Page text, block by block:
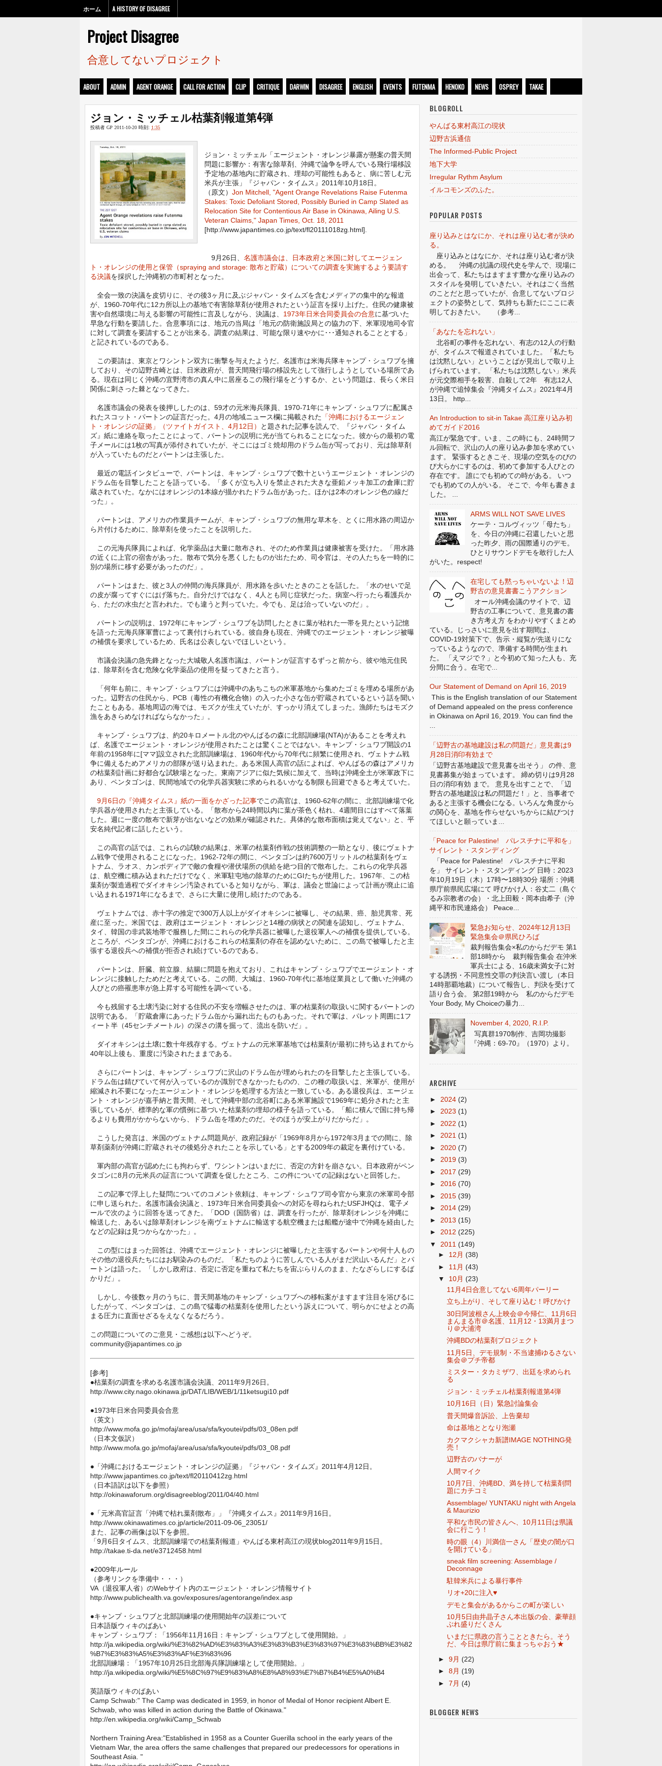
ホーム A HISTORY OF DISAGREE
Project Disagree
合意してないプロジェクト
ABOUT ADMIN AGENT ORANGE CALL FOR ACTION CLIP CRITIQUE DARWIN DISAGREE ENGLISH EVENTS FUTENMA HENOKO NEWS OSPREY TAKAE
ジョン・ミッチェル枯葉剤報道第4弾
投稿者 GP 2011-10-20 時刻: 1:35
ジョン・ミッチェル「エージェント・オレンジ暴露が懸案の普天間
問題に影響か：有害な除草剤、沖縄で論争を呼んでいる飛行場移設
予定地の基地内に貯蔵され、埋却の可能性もあると、病に苦しむ元
米兵が主張」『ジャパン・タイムス』2011年10月18日。
（原文） Jon Mitchell, "Agent Orange Revelations Raise Futenma
Stakes: Toxic Defoliant Stored, Possibly Buried in Camp Slated as
Relocation Site for Contentious Air Base in Okinawa, Ailing U.S.
Veteran Claims," Japan Times, Oct. 18, 2011
[http://www.japantimes.co.jp/text/fl20111018zg.html].
9月26日、 名護市議会は、日本政府と米国に対してエージェン
ト・オレンジの使用と保管（spraying and storage: 散布と貯蔵）についての調査を実施するよう要請す
る決議を採択した沖縄初の市町村となった。
全会一致の決議を皮切りに、その後3ヶ月に及ぶジャパン・タイムズを含むメディアの集中的な報道
が、1960-70年代に12カ所以上の基地で有害除草剤が使用されたという証言を採り上げた。住民の健康被
害や自然環境に与える影響の可能性に言及しながら、決議は、 1973年日米合同委員会の合意に基づいた
早急な行動を要請した。合意事項には、地元の当局は「地元の防衛施設局との協力の下、米軍現地司令官
に対して調査を要請することが出来る。調査の結果は、可能な限り速やかに･･･通知されることとする」
と記されているのである。
この要請は、東京とワシントン双方に衝撃を与えたようだ。名護市は米海兵隊キャンプ・シュワブを擁
しており、その辺野古崎とは、日米政府が、普天間飛行場の移設先として強行しようとしている場所であ
る。現在は同じく沖縄の宜野湾市の真ん中に居座るこの飛行場をどうするか、という問題は、長らく米日
関係に刺さった棘となってきた。
名護市議会の発表を後押ししたのは、59才の元米海兵隊員、1970-71年にキャンプ・シュワブに配属さ
れたスコット・パートンの証言だった。4月の地域ニュース欄に掲載された 「沖縄におけるエージェン
ト・オレンジの証拠」（ツァイトガイスト、4月12日）
と題された記事を読んで、『ジャパン・タイム
ズ』紙に連絡を取ったことによって、パートンの説明に光が当てられることになった。彼からの最初の電
子メールには1枚の写真が添付されていたが、そこにはゴミ焼却用のドラム缶が写っており、元は除草剤
が入っていたものだとパートンは主張した。
最近の電話インタビューで、パートンは、キャンプ・シュワブで数十というエージェント・オレンジの
ドラム缶を目撃したことを語っている。「多くが立ち入りを禁止された大きな亜鉛メッキ加工の倉庫に貯
蔵されていた。なかにはオレンジの1本線が描かれたドラム缶があった。ほかは2本のオレンジ色の線だ
った」。
パートンは、アメリカの作業員チームが、キャンプ・シュワブの無用な草木を、とくに用水路の周辺か
ら片付けるために、除草剤を使ったことを説明した。
この元海兵隊員によれば、化学薬品は大量に散布され、そのため作業員は健康被害を受けた。「用水路
の近くに上官の宿舎があった。散布で気分を悪くしたものが出たため、司令官は、その人たちを一時的に
別の場所に移す必要があったのだ」。
パートンはまた、彼と3人の仲間の海兵隊員が、用水路を歩いたときのことを話した。「水のせいで足
の皮が腐ってすぐにはげ落ちた。自分だけではなく、4人とも同じ症状だった。病室へ行ったら看護兵か
ら、ただの水虫だと言われた。でも違うと判っていた。今でも、足は治っていないのだ」。
パートンの説明は、1972年にキャンプ・シュワブを訪問したときに葉が枯れた一帯を見たという記憶
を語った元海兵隊軍曹によって裏付けられている。彼自身も現在、沖縄でのエージェント・オレンジ被曝
の補償を要求しているため、氏名は公表しないでほしいという。
市議会決議の急先鋒となった大城敬人名護市議は、パートンが証言するずっと前から、彼や地元住民
は、除草剤を含む危険な化学薬品の使用を疑ってきたと言う。
「何年も前に、キャンプ・シュワブには沖縄中のあちこちの米軍基地から集めたゴミを埋める場所があ
った。辺野古の住民から、PCB（毒性の有機化合物）の入った小さな缶が貯蔵されているという話を聞い
たこともある。基地周辺の海では、モズクが生えていたが、すっかり消えてしまった。漁師たちはモズク
漁をあきらめなければならなかった」。
キャンプ・シュワブは、約20キロメートル北のやんばるの森に北部訓練場(NTA)があることを考えれ
ば、名護でエージェント・オレンジが使用されたことは驚くことではない。キャンプ・シュワブ開設の1
年前の1958年に[ママ]設立された北部訓練場は、1960年代から70年代に頻繁に使用され、ヴェトナム戦
争に備えるためアメリカの部隊が送り込まれた。ある米国人高官の話によれば、やんばるの森はアメリカ
の枯葉剤計画に好都合な試験場となった。東南アジアに似た気候に加えて、当時は沖縄全土が米軍政下に
あり、ペンタゴンは、民間地域での化学兵器実験に求められるいかなる制限も回避できると考えていた。
9月6日の『沖縄タイムス』紙の一面をかざった記事でこの高官は、1960-62年の間に、北部訓練場で化
学兵器が使用されたと主張している。「散布から24時間以内に葉が茶色く枯れ、4週間目にはすべて落葉
した。週に一度の散布で新芽が出ないなどの効果が確認された。具体的な散布面積は覚えてない」と、平
安名純代記者に話したという。
この高官の話では、これらの試験の結果は、米軍の枯葉剤作戦の技術調整の一助となり、後にヴェトナ
ム戦争で使用されることになった。1962-72年の間に、ペンタゴンは約7600万リットルの枯葉剤をヴェ
トナム、ラオス、カンボディアで敵の食糧や潜伏場所の供給を絶つ目的で散布した。これらの化学兵器
は、航空機に積み込まれただけでなく、米軍駐屯地の除草のためにGIたちが使用した。1967年、この枯
葉剤が製造過程でダイオキシン汚染されていると知りながら、軍は、議会と世論によって計画が廃止に追
い込まれる1971年になるまで、さらに大量に使用し続けたのである。
ヴェトナムでは、赤十字の推定で300万人以上がダイオキシンに被曝し、その結果、癌、胎児異常、死
産に至った。米国では、政府はエージェント・オレンジと14種の病状との関連を認知し、ヴェトナム、
タイ、韓国の非武装地帯で服務した間にこれらの化学兵器に被曝した退役軍人への補償を提供している。
ところが、ペンタゴンが、沖縄におけるこれらの枯葉剤の存在を認めないために、この島で被曝したと主
張する退役兵への補償が拒否され続けているのである。
パートンは、肝臓、前立腺、結腸に問題を抱えており、これはキャンプ・シュワブでエージェント・オ
レンジに接触したためだと考えている。この間、大城は、1960-70年代に基地従業員として働いた沖縄の
人びとの癌罹患率が急上昇する可能性を調べている。
今も残留する土壌汚染に対する住民の不安を増幅させたのは、軍の枯葉剤の取扱いに関するパートンの
説明である。「貯蔵倉庫にあったドラム缶から漏れ出たものもあった。それで軍は、パレット周囲に1フ
ィート半（45センチメートル）の深さの溝を掘って、流出を防いだ」。
ダイオキシンは土壌に数十年残存する。ヴェトナムの元米軍基地では枯葉剤が最初に持ち込まれてから
40年以上後も、重度に汚染されたままである。
さらにパートンは、キャンプ・シュワブに沢山のドラム缶が埋められたのを目撃したと主張している。
ドラム缶は錆びていて何が入っているのか識別できなかったものの、この種の取扱いは、米軍が、使用が
縮減され不要になったエージェント・オレンジを処理する方法と一致している。ある退役兵は、エージェ
ント・オレンジが嘉手納と普天間、そして沖縄中部の北谷町にある米軍施設で1969年に処分されたと主
張しているが、標準的な軍の慣例に基づいた枯葉剤の埋却の様子を語っている。「船に積んで国に持ち帰
るよりも費用がかからないから、ドラム缶を埋めたのだ。そのほうが安上がりだからだ」。
こうした発言は、米国のヴェトナム問題局が、政府記録が「1969年8月から1972年3月までの間に、除
草剤薬剤が沖縄に貯蔵されその後処分されたことを示している」とする2009年の裁定を裏付けている。
軍内部の高官が認めたにも拘わらず、ワシントンはいまだに、否定の方針を崩さない。日本政府がペン
タゴンに8月の元米兵の証言について調査を促したところ、この件についての記録はないと回答した。
この記事で浮上した疑問についてのコメント依頼は、キャンプ・シュワブ司令官から東京の米軍司令部
に申し送られた。名護市議会決議と、1973年日米合同委員会への対応を尋ねられたUSFJHQは、電子メ
ールで次のように回答を送ってきた。「DOD（国防省）は、調査を行ったが、除草剤オレンジを沖縄に
輸送した、あるいは除草剤オレンジを南ヴェトナムに輸送する航空機または船艦が途中で沖縄を経由した
などの記録は見つからなかった」。
この型にはまった回答は、沖縄でエージェント・オレンジに被曝したと主張するパートンや何十人もの
その他の退役兵たちにはお馴染みのものだ。「私たちのように苦しんでいる人がまだ沢山いるんだ」とパ
ートンは語った。「しかし政府は、否定に否定を重ねて私たちを宙ぶらりんのまま、たなざらしにするば
かりだ」。
しかし、今後数ヶ月のうちに、普天間基地のキャンプ・シュワブへの移転案がますます注目を浴びるに
したがって、ペンタゴンは、この島で猛毒の枯葉剤を使用したという訴えについて、明らかにせよとの高
まる圧力に直面せざるをえなくなるだろう。
この問題についてのご意見・ご感想は以下へどうぞ。
community@japantimes.co.jp
[参考]
●枯葉剤の調査を求める名護市議会決議、2011年9月26日。
http://www.city.nago.okinawa.jp/DAT/LIB/WEB/1/11ketsugi10.pdf
●1973年日米合同委員会合意
（英文）
http://www.mofa.go.jp/mofaj/area/usa/sfa/kyoutei/pdfs/03_08en.pdf
（日本文仮訳）
http://www.mofa.go.jp/mofaj/area/usa/sfa/kyoutei/pdfs/03_08.pdf
●「沖縄におけるエージェント・オレンジの証拠」『ジャパン・タイムズ』2011年4月12日。
http://www.japantimes.co.jp/text/fl20110412zg.html
（日本語訳は以下を参照）
http://okinawaforum.org/disagreeblog/2011/04/40.html
●「元米高官証言「沖縄で枯れ葉剤散布」」『沖縄タイムス』2011年9月16日。
http://www.okinawatimes.co.jp/article/2011-09-06_23051/
また、記事の画像は以下を参照。
「9月6日タイムス、北部訓練場での枯葉剤報道」やんばる東村高江の現状blog2011年9月15日。
http://takae.ti-da.net/e3712458.html
●2009年ルール
（参考リンクを準備中・・・）
VA（退役軍人省）のWebサイト内のエージェント・オレンジ情報サイト
http://www.publichealth.va.gov/exposures/agentorange/index.asp
●キャンプ・シュワブと北部訓練場の使用開始年の誤差について
日本語版ウィキのばあい
キャンプ・シュワブ：「1956年11月16日：キャンプ・シュワブとして使用開始。」
http://ja.wikipedia.org/wiki/%E3%82%AD%E3%83%A3%E3%83%B3%E3%83%97%E3%83%BB%E3%82
%B7%E3%83%A5%E3%83%AF%E3%83%96
北部訓練場：「1957年10月25日北部海兵隊訓練場として使用開始。」
http://ja.wikipedia.org/wiki/%E5%8C%97%E9%83%A8%E8%A8%93%E7%B7%B4%E5%A0%B4
英語版ウィキのばあい
Camp Schwab:" The Camp was dedicated in 1959, in honor of Medal of Honor recipient Albert E.
Schwab, who was killed in action during the Battle of Okinawa."
http://en.wikipedia.org/wiki/Camp_Schwab
Northern Training Area:"Established in 1958 as a Counter Guerilla school in the early years of the
Vietnam War, the area offers the same challenges that prepared our predecessors for operations in
Southeast Asia. "
BLOGROLL
やんばる東村高江の現状
辺野古浜通信
The Informed-Public Project
地下大学
Irregular Rythm Asylum
イルコモンズのふた。
POPULAR POSTS
座り込みとはなにか、それは座り込む者が決め
る。
座り込みとはなにか、それは座り込む者が決
める。 沖縄の抗議の現代史を学んで、現場に
出会って、私たちはますます豊かな座り込みの
スタイルを発明していきたい。それはごく当然
のことだと思っていたが、合意してないプロジ
ェクトの姿勢として、気持ちも新たにここに表
明しておきたい。 （参考...
「あなたを忘れない」
北谷町の事件を忘れない、有志の12人の行動
が、タイムスで報道されていました。「私たち
は沈黙しない」ということばが見出しで取り上
げられています。 「私たちは沈黙しない」米兵
が元交際相手を殺害、自殺して2年 有志12人
が沖縄で追悼集会『沖縄タイムス』2021年4月
13日。 http...
An Introduction to sit-in Takae 高江座り込み初
めてガイド2016
高江が緊急です。いま、この時にも、24時間フ
ル回転で、沢山の人の座り込み参加を求めてい
ます。 緊張するときこそ、現場の空気をのびの
び大らかにするのは、初めて参加する人びとの
存在です。 誰にでも初めての時がある。 いつ
でも初めての人がいる。 そこで、今年も書きま
した。 ...
ARMS WILL NOT SAVE LIVES
ケーテ・コルヴィッツ「母たち」
を、今日の沖縄に召還したいと思
った昨夕、雨の国際通りのデモ。
ひとりサウンドデモを敢行した人
がいた。respect!
在宅しても黙っちゃいないよ！辺
野古の意見書書こうアクション
オール沖縄会議のサイトで、辺
野古の工事について、意見書の書
き方考え方 をわかりやすくまとめ
ている。じっさいに意見を出す期間は、
COVID-19対策下で、告示・縦覧が先送りにな
っているようなので、準備する時間が生まれ
た。 「えマジで？」と今初めて知った人も、充
分間に合う。在宅で...
Our Statement of Demand on April 16, 2019
This is the English translation of our Statement
of Demand appealed on the press conference
in Okinawa on April 16, 2019. You can find the
「辺野古の基地建設は私の問題だ」意見書は9
月28日消印有効まで
「辺野古基地建設で意見書を出そう」 の件、意
見書募集が始まっています。 締め切りは9月28
日の消印有効 まで。 意見を出すことで、「辺
野古の基地建設は私の問題だ！」と、当事者で
あると主張する機会になる。いろんな角度から
の関心を、基地を作らせないちからに結びつけ
てほしいと願っていま...
「Peace for Palestine! パレスチナに平和を」
サイレント・スタンディング
「Peace for Palestine! パレスチナに平和
を」 サイレント・スタンディング 日時：2023
年10月19日（木）17時〜18時30分 場所：沖縄
県庁前県民広場にて 呼びかけ人：谷丈二（島ぐ
るみ宗教者の会）・北上田毅・岡本由希子（沖
縄平和市民連絡会） Peace...
緊急お知らせ、2024年12月13日
緊急集会＠県民ひろば
裁判報告集会×私のからだデモ 第1
部18時から 裁判報告集会 在沖米
軍兵士による、16歳未満女子に対
する誘拐・不同意性交罪の判決言い渡し（本日
14時那覇地裁）について報告し、判決を受けて
語り合う会。 第2部19時から 私のからだデモ
Your Body, My Choiceの暴力...
November 4, 2020, R.I.P.
写真群1970制作、吉岡功撮影
『沖縄：69-70』（1970）より。
ARCHIVE
► 2024 (2)
► 2023 (1)
► 2022 (1)
► 2021 (1)
► 2020 (7)
► 2019 (3)
► 2017 (29)
► 2016 (70)
► 2015 (39)
► 2014 (29)
► 2013 (15)
► 2012 (225)
▼
2011 (149)
► 12月 (38)
► 11月 (43)
▼
10月 (23)
11月4日合意してない6周年パーリー
立ち上がり、そして座り込む！呼びかけ
30日阿波根さん上映会＠今帰仁、11月6日
まんまる市＠名護、11月12・13満月まつ
り＠大浦湾
沖縄BDの枯葉剤プロジェクト
11月5日、デモ規制・不当逮捕ゆるさない
集会＠プチ帝都
ミスター・タカミザワ、出廷を求められ
る
ジョン・ミッチェル枯葉剤報道第4弾
10月16日（日）緊急討論集会
普天間爆音訴訟、上告棄却
命は基地ととなり泡瀬
カクマクシャカ新譜IMAGE NOTHING発
売！
辺野古のバナーが
人間マイク
10月7日、沖縄BD、満を持して枯葉剤問
題にカチコミ
Assemblage/ YUNTAKU night with Angela
& Maurizio
平和な市民の皆さんへ、10月11日は県議
会に行こう！
時の眼（4）川満信一さん「歴史の闇が口
を開けている」
sneak film screening: Assemblage /
Deconnage
駐韓米兵による暴行事件
リオ+20に注入♥
デモと集会があるからこの町が楽しい
10月5日由井晶子さん本出版の会、豪華顔
ぶれ盛りだくさん
いまだに県政の言うことときたら。そう
だ、今日は県庁前に集まっちゃおう★
► 9月 (22)
► 8月 (19)
► 7月 (4)
BLOGGER NEWS